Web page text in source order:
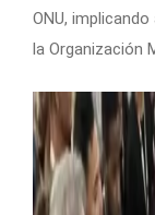
ONU,
la Organización